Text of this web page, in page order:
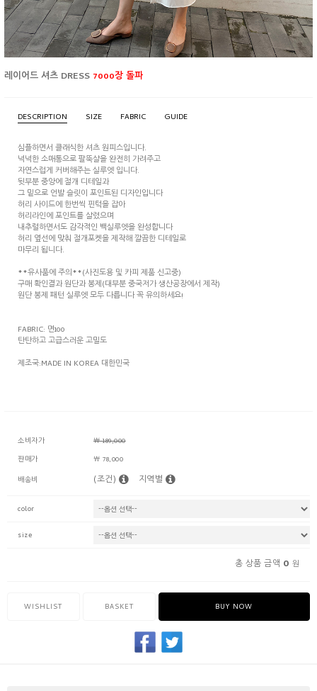
레이어드 셔츠 DRESS 7000장 돌파
DESCRIPTION SIZE FABRIC GUIDE
심플하면서 클래식한 셔츠 원피스입니다.
넉넉한 소매통으로 팔뚝살을 완전히 가려주고
자연스럽게 커버해주는 실루엣 입니다.
뒷부분 중앙에 절개 디테일과
그 밑으로 언발 슬릿이 포인트된 디자인입니다
허리 사이드에 한번씩 핀턱을 잡아
허리라인에 포인트를 살렸으며
내추럴하면서도 감각적인 백실루엣을 완성합니다
허리 옆선에 맞춰 절개포켓을 제작해 깔끔한 디테일로
마무리 됩니다.
**유사품에 주의**(사진도용 및 카피 제품 신고중)
구매 확인결과 원단과 봉제(대부분 중국저가 생산공장에서 제작)
원단 봉제 패턴 실루엣 모두 다릅니다 꼭 유의하세요!
FABRIC: 면100
탄탄하고 고급스러운 고밀도
제조국:MADE IN KOREA 대한민국
소비자가
￦ 189,000
판매가
￦ 78,000
배송비
(조건) 지역별
color
size
총 상품 금액 0 원
WISHLIST BASKET BUY NOW